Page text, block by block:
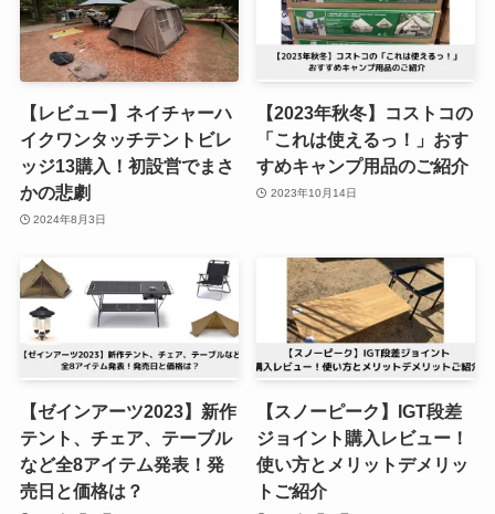
【レビュー】ネイチャーハ
イクワンタッチテントビレ
ッジ13購入！初設営でまさ
かの悲劇
2024年8月3日
【2023年秋冬】コストコの
「これは使えるっ！」おす
すめキャンプ用品のご紹介
2023年10月14日
【ゼインアーツ2023】新作
テント、チェア、テーブル
など全8アイテム発表！発
売日と価格は？
【スノーピーク】IGT段差
ジョイント購入レビュー！
使い方とメリットデメリッ
トご紹介